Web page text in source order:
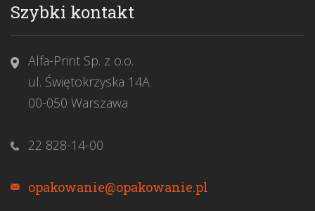
Szybki kontakt
Alfa-Print Sp. z o.o.
ul. Świętokrzyska 14A
00-050 Warszawa
22 828-14-00
opakowanie@opakowanie.pl